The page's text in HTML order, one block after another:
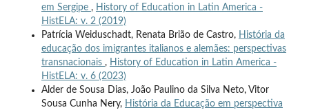
em Sergipe , History of Education in Latin America -
HistELA: v. 2 (2019)
Patrícia Weiduschadt, Renata Brião de Castro, História da
educação dos imigrantes italianos e alemães: perspectivas
transnacionais , History of Education in Latin America -
HistELA: v. 6 (2023)
Alder de Sousa Dias, João Paulino da Silva Neto, Vitor
Sousa Cunha Nery, História da Educação em perspectiva